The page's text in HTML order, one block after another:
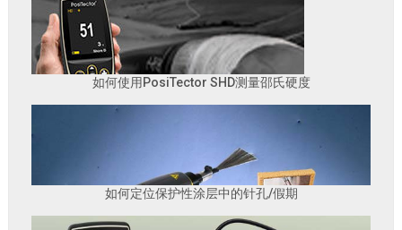
如何使用PosiTector SHD测量邵氏硬度
如何定位保护性涂层中的针孔/假期